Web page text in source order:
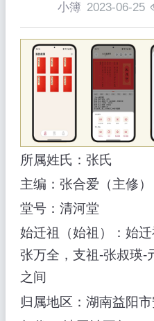
小簿 2023-06-25
所属姓氏：张氏
主编：张合爱（主修）
堂号：清河堂
始迁祖（始祖）：始
张万全，支祖-张叔瑛-
之间
归属地区：湖南益阳